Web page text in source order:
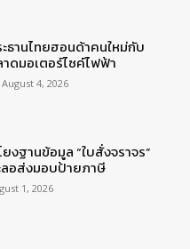
านไทยฮอนด้าคนใหม่กับ
ดมอเตอร์ไซค์ไฟฟ้า
August 4, 2026
งฐานข้อมูล “ใบสั่งจราจร”
ลอส่งมอบป้ายภาษี
1, 2026